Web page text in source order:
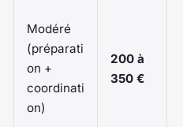
Modéré
(préparati
on +
coordinati
on)
200 à
350 €